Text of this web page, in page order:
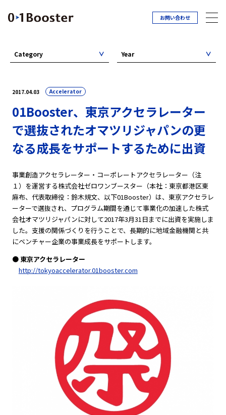
お問い合わせ
2017.04.03 Accelerator
01Booster、東京アクセラレーター
で選抜されたオマツリジャパンの更
なる成長をサポートするために出資
事業創造アクセラレーター・コーポレートアクセラレーター（注
１）を運営する株式会社ゼロワンブースター（本社：東京都港区東
麻布、代表取締役：鈴木規文、以下01Booster）は、東京アクセラレ
ーターで選抜され、プログラム期間を通じて事業化の加速した株式
会社オマツリジャパンに対して2017年3月31日までに出資を実施しま
した。支援の関係づくりを行うことで、長期的に地域金融機関と共
にベンチャー企業の事業成長をサポートします。
● 東京アクセラレーター
http://tokyoaccelerator.01booster.com
Category Year